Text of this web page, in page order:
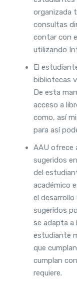
organizada
consultas
contar con
utilizando
El
bibliotecas
De esta
acceso a
como, así
para así
AAU ofrece
sugeridos
del
académico
el
sugeridos
se adapta a
estudiante
que
cumplan
requiere.